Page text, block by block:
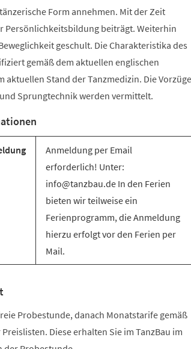
Form annehmen. Mit der Zeit
Persönlichkeitsbildung beiträgt. Weiterhin
geschult. Die Charakteristika des
gemäß dem aktuellen englischen
aktuellen Stand der Tanzmedizin. Die Vorzüge
Sprungtechnik werden vermittelt.
Anmeldung per Email
erforderlich! Unter:
info@tanzbau.de In den Ferien
bieten wir teilweise ein
Ferienprogramm, die Anmeldung
hierzu erfolgt vor den Ferien per
Mail.
Probestunde, danach Monatstarife gemäß
Diese erhalten Sie im TanzBau im